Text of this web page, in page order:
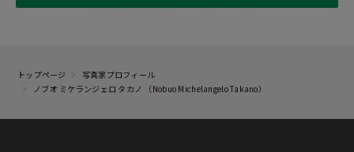
トップページ
写真家プロフィール
ノブオ ミケランジェロ タカノ （Nobuo Michelangelo Takano）